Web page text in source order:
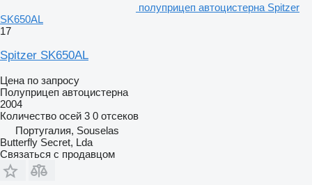
полуприцеп автоцистерна Spitzer
SK650AL
17
Spitzer SK650AL
Цена по запросу
Полуприцеп автоцистерна
2004
Количество осей 3 0 отсеков
Португалия, Souselas
Butterfly Secret, Lda
Связаться с продавцом